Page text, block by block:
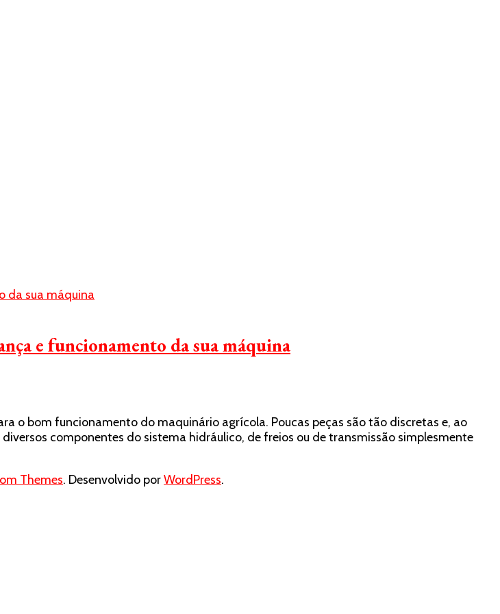
e funcionamento da sua máquina
o bom funcionamento do maquinário agrícola. Poucas peças são tão discretas e, ao
componentes do sistema hidráulico, de freios ou de transmissão simplesmente
Themes. Desenvolvido porWordPress.